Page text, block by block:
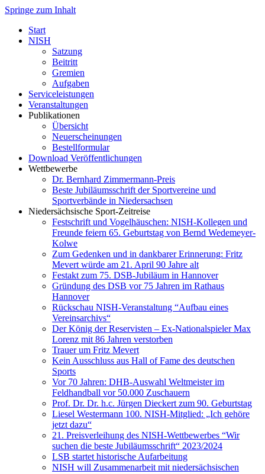
Springe zum Inhalt
Start
NISH
Satzung
Beitritt
Gremien
Aufgaben
Serviceleistungen
Veranstaltungen
Publikationen
Übersicht
Neuerscheinungen
Bestellformular
Download Veröffentlichungen
Wettbewerbe
Dr. Bernhard Zimmermann-Preis
Beste Jubiläumsschrift der Sportvereine und
Sportverbände in Niedersachsen
Niedersächsische Sport-Zeitreise
Festschrift und Vogelhäuschen: NISH-Kollegen und
Freunde feiern 65. Geburtstag von Bernd Wedemeyer-
Kolwe
Zum Gedenken und in dankbarer Erinnerung: Fritz
Mevert würde am 21. April 90 Jahre alt
Festakt zum 75. DSB-Jubiläum in Hannover
Gründung des DSB vor 75 Jahren im Rathaus
Hannover
Rückschau NISH-Veranstaltung “Aufbau eines
Vereinsarchivs“
Der König der Reservisten – Ex-Nationalspieler Max
Lorenz mit 86 Jahren verstorben
Trauer um Fritz Mevert
Kein Ausschluss aus Hall of Fame des deutschen
Sports
Vor 70 Jahren: DHB-Auswahl Weltmeister im
Feldhandball vor 50.000 Zuschauern
Prof. Dr. Dr. h.c. Jürgen Dieckert zum 90. Geburtstag
Liesel Westermann 100. NISH-Mitglied: „Ich gehöre
jetzt dazu“
21. Preisverleihung des NISH-Wettbewerbes “Wir
suchen die beste Jubiläumsschrift“ 2023/2024
LSB startet historische Aufarbeitung
NISH will Zusammenarbeit mit niedersächsischen